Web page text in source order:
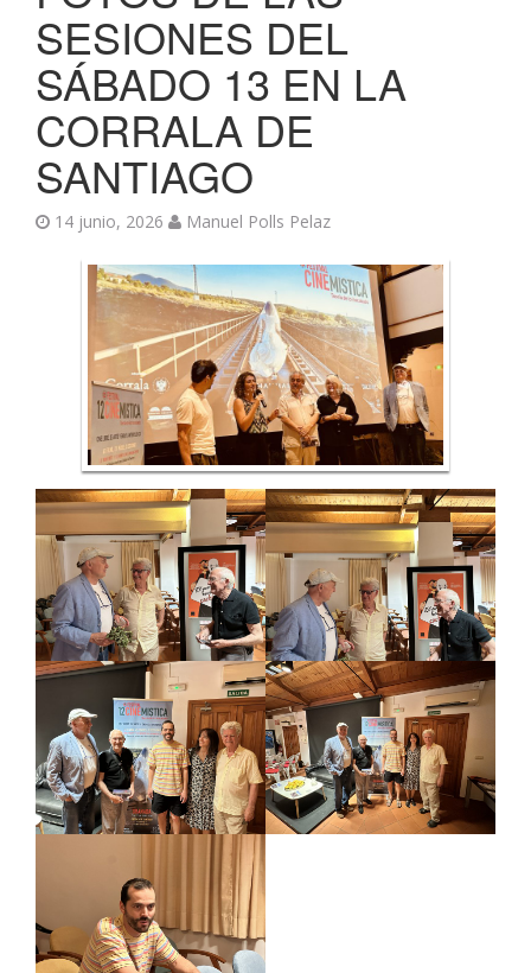
SESIONES DEL
SÁBADO 13 EN LA
CORRALA DE
SANTIAGO
14 junio, 2026 Manuel Polls Pelaz